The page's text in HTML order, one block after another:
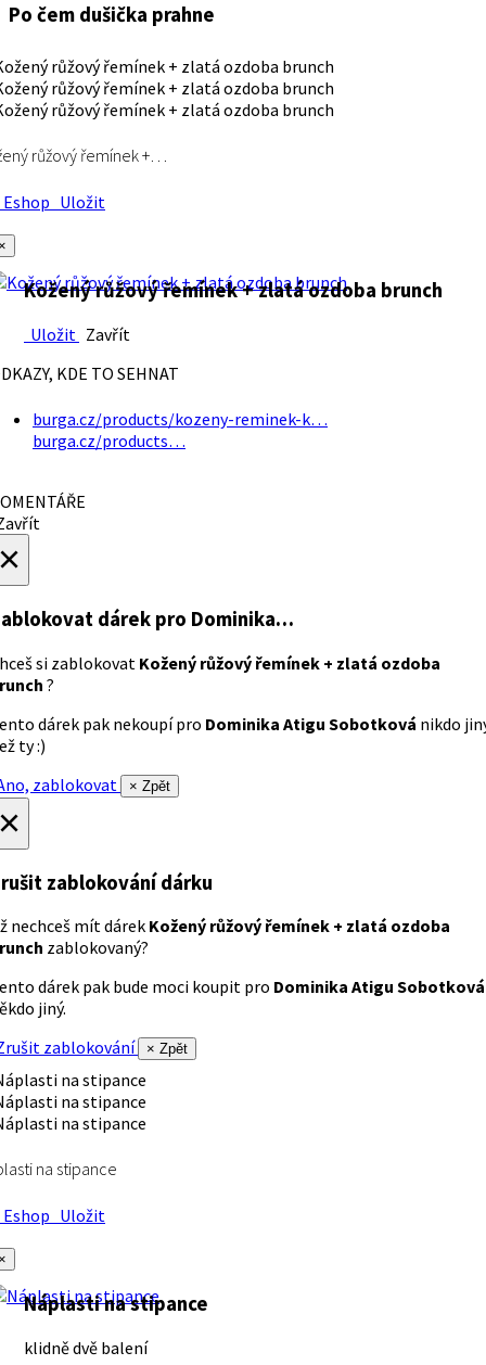
Po čem dušička prahne
růžový řemínek +…
Uložit
Kožený růžový řemínek + zlatá ozdoba brunch
Uložit Zavřít
KDE TO SEHNAT
burga.cz/products/kozeny-reminek-k…
burga.cz/products…
dárek pro Dominika…
si zablokovat Kožený růžový řemínek + zlatá ozdoba
?
dárek pak nekoupí pro Dominika Atigu Sobotková nikdo
ty :)
zablokovat
× Zpět
zablokování dárku
nechceš mít dárek Kožený růžový řemínek + zlatá ozdoba
zablokovaný?
dárek pak bude moci koupit pro Dominika Atigu Sobotková
jiný.
zablokování
× Zpět
na stipance
Uložit
Náplasti na stipance
klidně dvě balení